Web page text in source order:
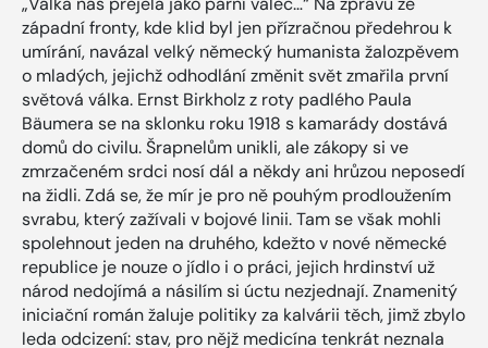
západní fronty, kde klid byl jen přízračnou předehrou k
umírání, navázal velký německý humanista žalozpěvem
o mladých, jejichž odhodlání změnit svět zmařila první
světová válka. Ernst Birkholz z roty padlého Paula
Bäumera se na sklonku roku 1918 s kamarády dostává
domů do civilu. Šrapnelům unikli, ale zákopy si ve
zmrzačeném srdci nosí dál a někdy ani hrůzou neposedí
na židli. Zdá se, že mír je pro ně pouhým prodloužením
svrabu, který zažívali v bojové linii. Tam se však mohli
spolehnout jeden na druhého, kdežto v nové německé
republice je nouze o jídlo i o práci, jejich hrdinství už
národ nedojímá a násilím si úctu nezjednají. Znamenitý
iniciační román žaluje politiky za kalvárii těch, jimž zbylo
leda odcizení: stav, pro nějž medicína tenkrát neznala